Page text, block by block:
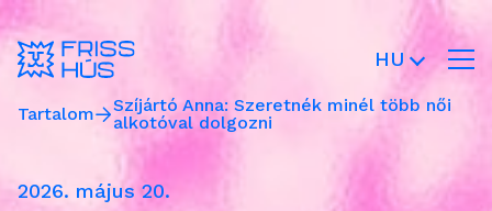
HU
Tartalom
Szíjártó Anna: Szeretnék minél több női
alkotóval dolgozni
2026. május 20.